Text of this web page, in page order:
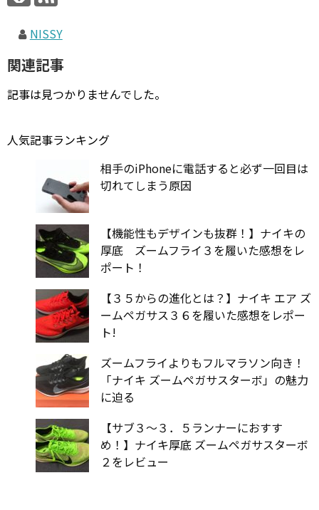
NISSY
関連記事
記事は見つかりませんでした。
人気記事ランキング
相手のiPhoneに電話すると必ず一回目は
切れてしまう原因
【機能性もデザインも抜群！】ナイキの
厚底 ズームフライ３を履いた感想をレ
ポート！
【３５からの進化とは？】ナイキ エア ズ
ームペガサス３６を履いた感想をレポー
ト!
ズームフライよりもフルマラソン向き！
「ナイキ ズームペガサスターボ」の魅力
に迫る
【サブ３〜３．５ランナーにおすす
め！】ナイキ厚底 ズームペガサスターボ
２をレビュー